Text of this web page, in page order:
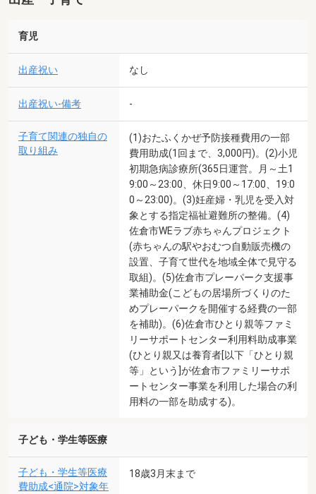
育児
出産祝い なし
出産祝い-備考 -
子育て関連の独自の
取り組み
(1)おたふくかぜ予防接種費用の一部
費用助成(1回まで、3,000円)。(2)小児
初期急病診療所(365日運営。月～土1
9:00～23:00、休日9:00～17:00、19:0
0～23:00)。(3)妊産婦・乳児を受入対
象とする指定福祉避難所の整備。(4)
佐倉市WEラブ赤ちゃんプロジェクト
(赤ちゃんの駅やおむつ自動販売機の
設置、子育て世代を地域全体で見守る
取組)。(5)佐倉市プレーパーク支援事
業補助金(こどもの居場所づくりのた
めプレーパークを開催する経費の一部
を補助)。(6)佐倉市ひとり親等ファミ
リーサポートセンター利用料助成事業
(ひとり親又は養育者[以下「ひとり親
等」という]が佐倉市ファミリーサポ
ートセンター事業を利用した場合の利
用料の一部を助成する)。
子ども・学生等医療
子ども・学生等医療
費助成<通院>対象年
18歳3月末まで